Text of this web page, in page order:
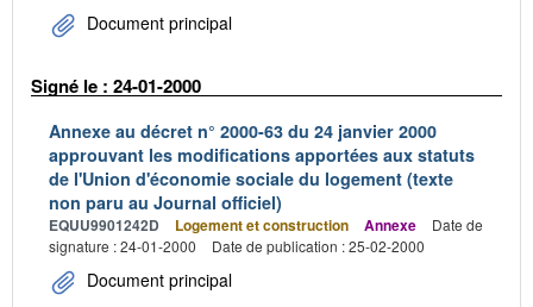
Document principal
Signé le : 24-01-2000
Annexe au décret n° 2000-63 du 24 janvier 2000
approuvant les modifications apportées aux statuts
de l'Union d'économie sociale du logement (texte
non paru au Journal officiel)
EQUU9901242D Logement et construction Annexe
Date de
signature : 24-01-2000
Date de publication : 25-02-2000
Document principal